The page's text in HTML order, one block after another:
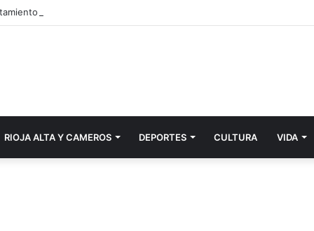
RIOJA ALTA Y CAMEROS DEPORTES CULTURA VIDA